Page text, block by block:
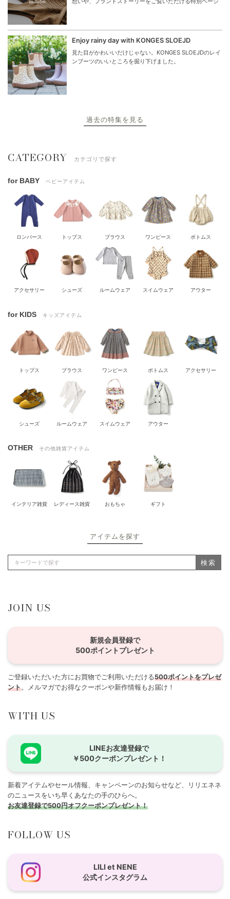
Enjoy rainy day with KONGES SLOEJD
見た目がかわいいだけじゃない。KONGES SLOEJDのレイ
ンブーツのいいところを掘り下げました。
過去の特集を見る
CATEGORY カテゴリで探す
for BABY ベビーアイテム
ロンパース トップス ブラウス ワンピース ボトムス
アクセサリー シューズ ルームウェア スイムウェア アウター
for KIDS キッズアイテム
トップス ブラウス ワンピース ボトムス アクセサリー
シューズ ルームウェア スイムウェア アウター
OTHER その他雑貨アイテム
インテリア雑貨 レディース雑貨 おもちゃ ギフト
アイテムを探す
検索
JOIN US
新規会員登録で
500ポイントプレゼント
ご登録いただいた方にお買物でご利用いただける500ポイントをプレゼ
ント。メルマガでお得なクーポンや新作情報もお届け！
WITH US
LINEお友達登録で
￥500クーポンプレゼント！
新着アイテムやセール情報、キャンペーンのお知らせなど、リリエネネ
のニュースをいち早くあなたの手のひらへ。
お友達登録で500円オフクーポンプレゼント！
FOLLOW US
LILI et NENE
公式インスタグラム